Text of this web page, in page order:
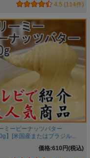
4.5 (114件)
ミーピーナッツバター
】[米国産またはブラジル...
価格:610円(税込)